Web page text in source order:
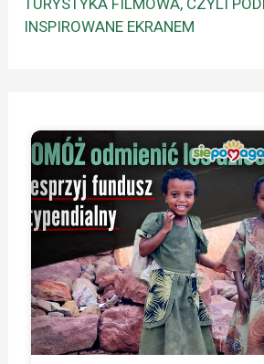
INSPIROWANE EKRANEM